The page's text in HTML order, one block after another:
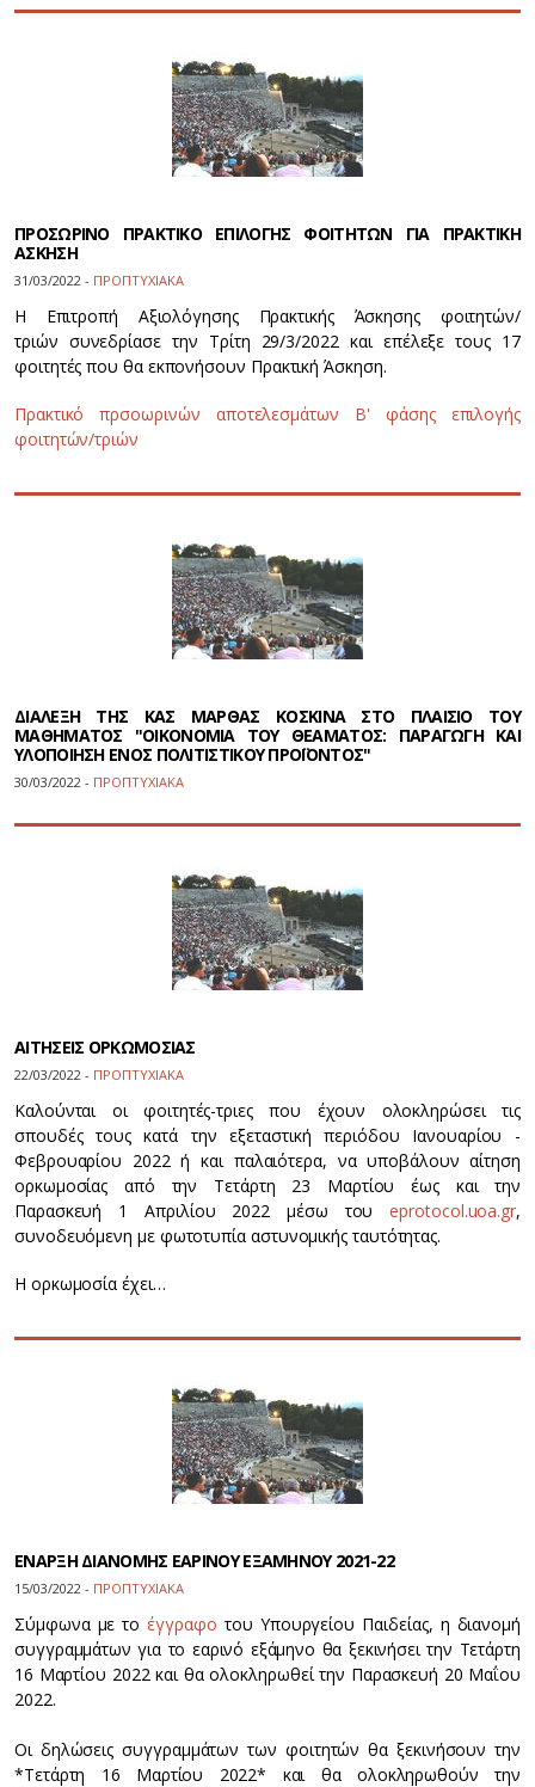
ΠΡΟΣΩΡΙΝΟ ΠΡΑΚΤΙΚΟ ΕΠΙΛΟΓΗΣ ΦΟΙΤΗΤΩΝ ΓΙΑ ΠΡΑΚΤΙΚΗ
ΑΣΚΗΣΗ
31/03/2022 - ΠΡΟΠΤΥΧΙΑΚΑ
Η Επιτροπή Αξιολόγησης Πρακτικής Άσκησης φοιτητών/
τριών συνεδρίασε την Τρίτη 29/3/2022 και επέλεξε τους 17
φοιτητές που θα εκπονήσουν Πρακτική Άσκηση.
Πρακτικό πρσοωρινών αποτελεσμάτων Β' φάσης επιλογής
φοιτητών/τριών
ΔΙΑΛΕΞΗ ΤΗΣ ΚΑΣ ΜΑΡΘΑΣ ΚΟΣΚΙΝΑ ΣΤΟ ΠΛΑΙΣΙΟ ΤΟΥ
ΜΑΘΗΜΑΤΟΣ "ΟΙΚΟΝΟΜΙΑ ΤΟΥ ΘΕΑΜΑΤΟΣ: ΠΑΡΑΓΩΓΗ ΚΑΙ
ΥΛΟΠΟΙΗΣΗ ΕΝΟΣ ΠΟΛΙΤΙΣΤΙΚΟΥ ΠΡΟΪΟΝΤΟΣ"
30/03/2022 - ΠΡΟΠΤΥΧΙΑΚΑ
ΑΙΤΗΣΕΙΣ ΟΡΚΩΜΟΣΙΑΣ
22/03/2022 - ΠΡΟΠΤΥΧΙΑΚΑ
Καλούνται οι φοιτητές-τριες που έχουν ολοκληρώσει τις
σπουδές τους κατά την εξεταστική περιόδου Ιανουαρίου -
Φεβρουαρίου 2022 ή και παλαιότερα, να υποβάλουν αίτηση
ορκωμοσίας από την Τετάρτη 23 Μαρτίου έως και την
Παρασκευή 1 Απριλίου 2022 μέσω τουeprotocol.uoa.gr,
συνοδευόμενη με φωτοτυπία αστυνομικής ταυτότητας.
Η ορκωμοσία έχει…
ΕΝΑΡΞΗ ΔΙΑΝΟΜΗΣ ΕΑΡΙΝΟΥ ΕΞΑΜΗΝΟΥ 2021-22
15/03/2022 - ΠΡΟΠΤΥΧΙΑΚΑ
Σύμφωνα με τοέγγραφο του Υπουργείου Παιδείας, η διανομή
συγγραμμάτων για το εαρινό εξάμηνο θα ξεκινήσει την Τετάρτη
16 Μαρτίου 2022 και θα ολοκληρωθεί την Παρασκευή 20 Μαΐου
2022.
Οι δηλώσεις συγγραμμάτων των φοιτητών θα ξεκινήσουν την
*Τετάρτη 16 Μαρτίου 2022* και θα ολοκληρωθούν την